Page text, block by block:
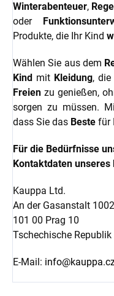
Winterabenteuer,
oder
Produkte, die Ihr Kind
Wählen Sie aus dem
Kind mit Kleidung,
Freien zu genießen,
sorgen zu müssen.
dass Sie das Beste für
Für die Bedürfnisse
Kontaktdaten
Kauppa Ltd.
An der Gasanstalt
101 00 Prag 10
Tschechische Republik
E-Mail: